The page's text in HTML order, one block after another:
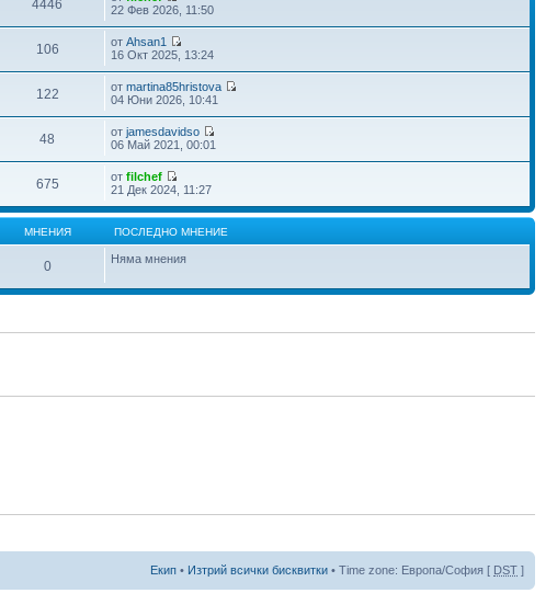
4446
22 Фев 2026, 11:50
106 отAhsan1
16 Окт 2025, 13:24
122 отmartina85hristova
04 Юни 2026, 10:41
48 отjamesdavidso
06 Май 2021, 00:01
675 отfilchef
21 Дек 2024, 11:27
МНЕНИЯ ПОСЛЕДНО МНЕНИЕ
0 Няма мнения
Екип • Изтрий всички бисквитки • Time zone: Европа/София [ DST ]